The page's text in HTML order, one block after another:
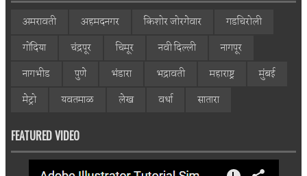
अमरावती अहमदनगर किशोर जोरगेवार
गडचिरोली
गोंदिया
चंद्रपूर चिमूर नवी दिल्ली
नागपूर
नागभीड
पुणे भंडारा भद्रावती महाराष्ट्र
मुंबई
मेट्रो
यवतमाळ लेख वर्धा सातारा
FEATURED VIDEO